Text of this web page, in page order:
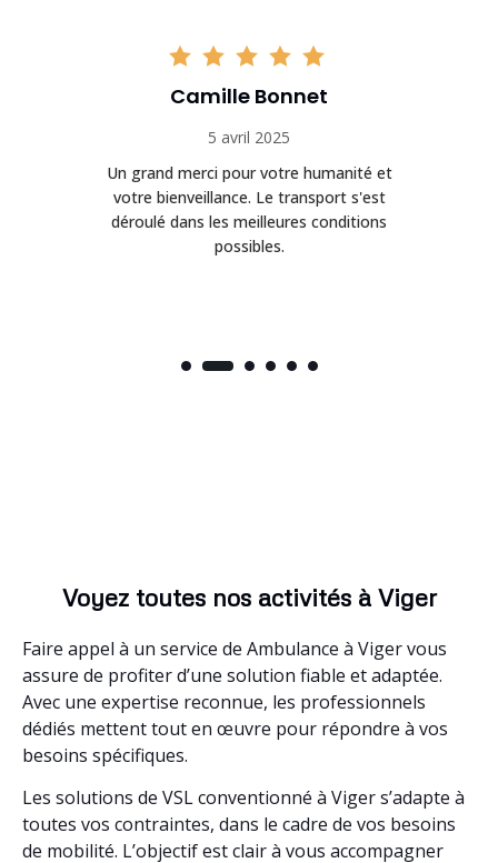
Camille Bonnet
5 avril 2025
Un grand merci pour votre humanité et
votre bienveillance. Le transport s'est
déroulé dans les meilleures conditions
possibles.
Voyez toutes nos activités à Viger
Faire appel à un service de Ambulance à Viger vous
assure de profiter d’une solution fiable et adaptée.
Avec une expertise reconnue, les professionnels
dédiés mettent tout en œuvre pour répondre à vos
besoins spécifiques.
Les solutions de VSL conventionné à Viger s’adapte à
toutes vos contraintes, dans le cadre de vos besoins
de mobilité. L’objectif est clair à vous accompagner